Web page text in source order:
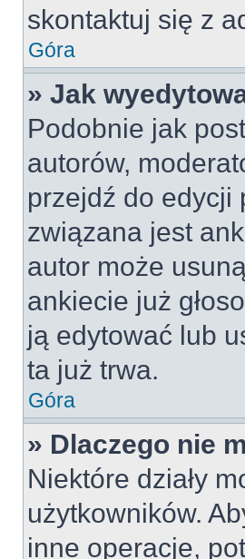
skontaktuj się z
Góra
» Jak
Podobnie jak
autorów,
przejdź do edycji
związana jest
autor może
ankiecie już
ją edytować lub
ta już trwa.
Góra
» Dlaczego nie
Niektóre działy
użytkowników.
inne operacje,